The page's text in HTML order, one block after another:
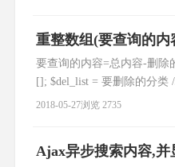
重整数组(要查询的
要查询的内容=总内容-删除
[]; $del_list = 要删除的分类
2018-05-27浏览 2735
Ajax异步搜索内容,并